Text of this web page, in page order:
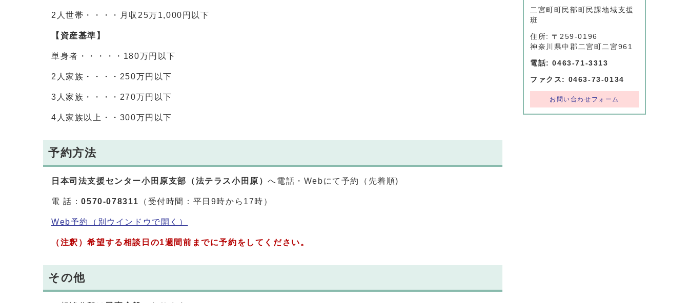
2人世帯・・・・月収25万1,000円以下
【資産基準】
単身者・・・・・180万円以下
2人家族・・・・250万円以下
3人家族・・・・270万円以下
4人家族以上・・300万円以下
予約方法
日本司法支援センター小田原支部（法テラス小田原）へ電話・Webにて予約（先着順)
電 話：0570-078311 （受付時間：平日9時から17時）
Web予約 （別ウインドウで開く）
（注釈）希望する相談日の1週間前までに予約をしてください。
その他
二宮町町民部町民課地域支援
班
住所: 〒259-0196
神奈川県中郡二宮町二宮961
電話: 0463-71-3313
ファクス: 0463-73-0134
お問い合わせフォーム